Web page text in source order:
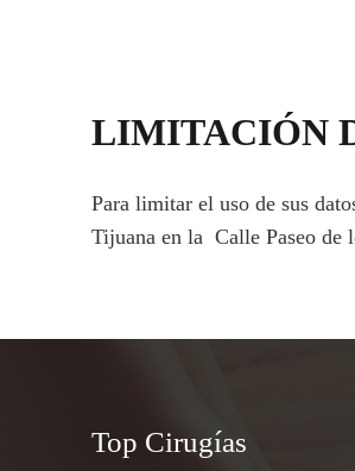
LIMITACIÓN
Para limitar el uso de sus
Tijuana en la Calle Paseo de
Top Cirugías